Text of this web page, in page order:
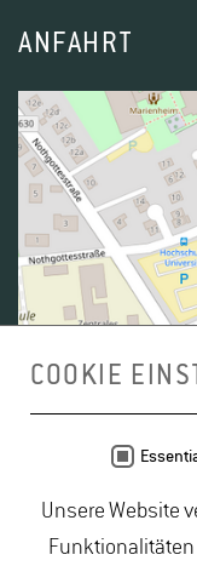
ANFAHRT
duales Studium
COOKIE
Unsere Website